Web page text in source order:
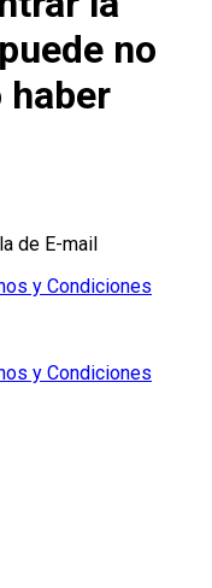
no
haber
de E-mail
y Condiciones
y Condiciones